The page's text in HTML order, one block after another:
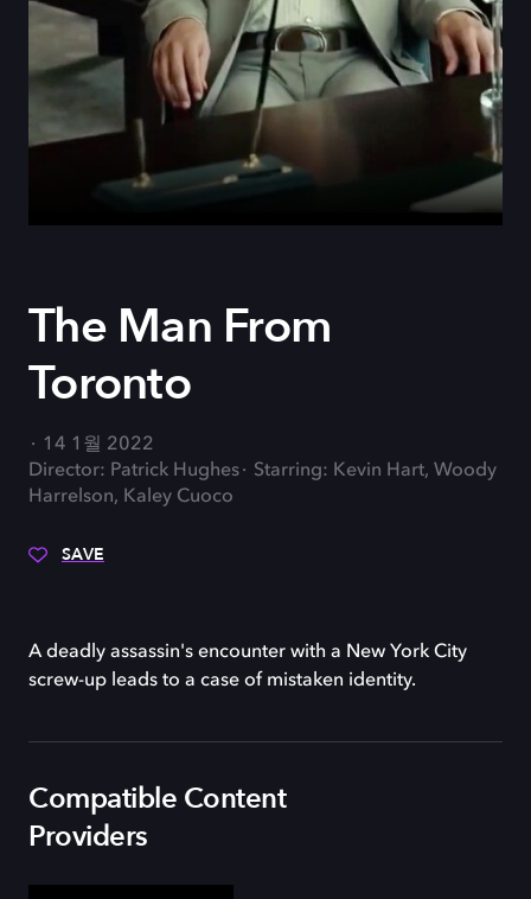
The Man From
Toronto
14 1월 2022
Director: Patrick Hughes
Starring: Kevin Hart, Woody
Harrelson, Kaley Cuoco
SAVE
A deadly assassin's encounter with a New York City
screw-up leads to a case of mistaken identity.
Compatible Content
Providers